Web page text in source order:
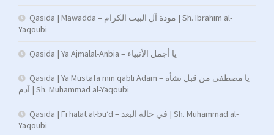
Qasida | Mawadda – مودة آل البيت الكرام | Sh. Ibrahim al-
Yaqoubi
Qasida | Ya Ajmalal-Anbia – يا أجمل الأنبياء
Qasida | Ya Mustafa min qabli Adam – يا مصطفى من قبل نشأة
آدم | Sh. Muhammad al-Yaqoubi
Qasida | Fi halat al-bu’d – في حالة البعد | Sh. Muhammad al-
Yaqoubi